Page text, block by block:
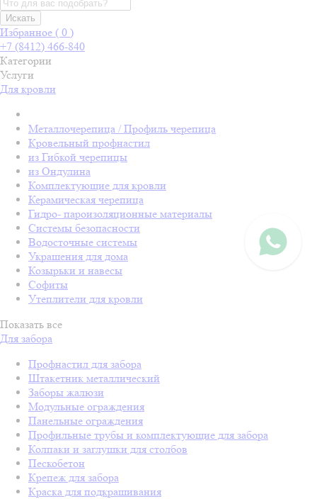
Искать
Избранное ( 0 )
+7 (8412) 466-840
Категории
Услуги
Для кровли
Металлочерепица / Профиль черепица
Кровельный профнастил
из Гибкой черепицы
из Ондулина
Комплектующие для кровли
Керамическая черепица
Гидро- пароизоляционные материалы
Системы безопасности
Водосточные системы
Украшения для дома
Козырьки и навесы
Софиты
Утеплители для кровли
Показать все
Для забора
Профнастил для забора
Штакетник металлический
Заборы жалюзи
Модульные ограждения
Панельные ограждения
Профильные трубы и комплектующие для забора
Колпаки и заглушки для столбов
Пескобетон
Крепеж для забора
Краска для подкрашивания